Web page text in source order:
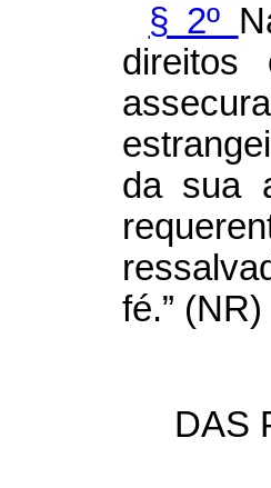
§ 2º
direitos
da sua
fé.” (NR)
DAS